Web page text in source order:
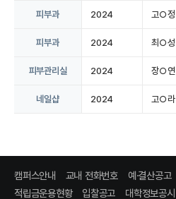
피부과 2024 고○정
피부과 2024 최○성
피부관리실 2024 장○연
네일샵 2024 고○라
캠퍼스안내 교내 전화번호
예·결산공고
적립금운용현황
입찰공고 대학정보공시